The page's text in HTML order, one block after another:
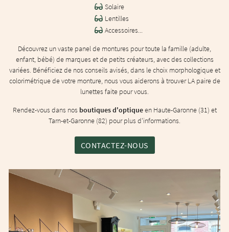
Solaire
Lentilles
Accessoires...
Découvrez un vaste panel de montures pour toute la famille (adulte,
enfant, bébé) de marques et de petits créateurs, avec des collections
variées. Bénéficiez de nos conseils avisés, dans le choix morphologique et
colorimétrique de votre monture, nous vous aiderons à trouver LA paire de
lunettes faite pour vous.
Rendez-vous dans nos boutiques d'optiqueen Haute-Garonne (31) et
Tarn-et-Garonne (82) pour plus d'informations.
CONTACTEZ-NOUS